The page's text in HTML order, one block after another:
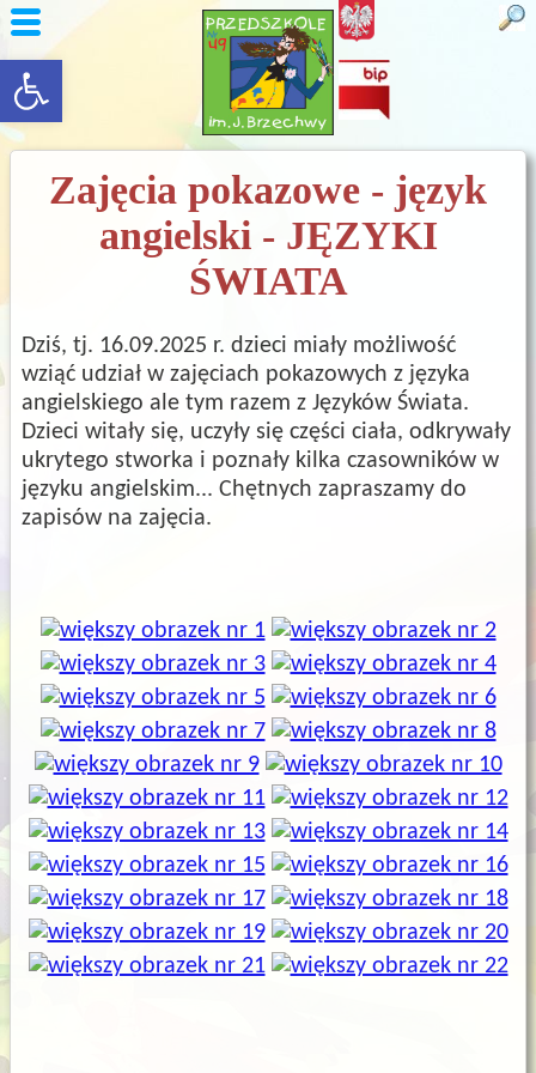
rozwiń/zwiń panel
Zajęcia pokazowe - język
angielski - JĘZYKI
ŚWIATA
Dziś, tj. 16.09.2025 r. dzieci miały możliwość
wziąć udział w zajęciach pokazowych z języka
angielskiego ale tym razem z Języków Świata.
Dzieci witały się, uczyły się części ciała, odkrywały
ukrytego stworka i poznały kilka czasowników w
języku angielskim... Chętnych zapraszamy do
zapisów na zajęcia.